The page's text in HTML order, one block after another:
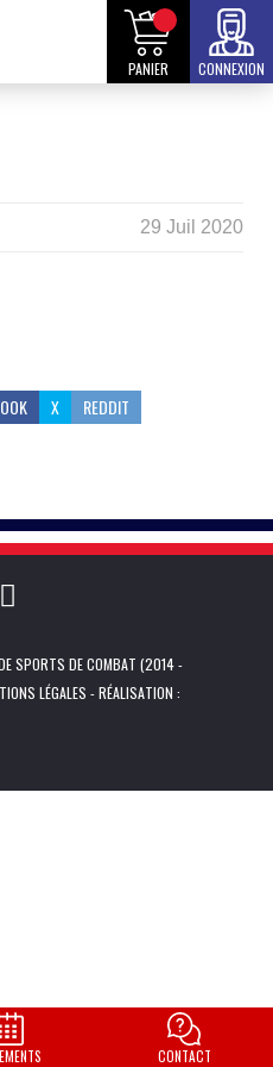
PANIER CONNEXION
29 Juil 2020
X REDDIT
SPORTS DE COMBAT (2014 -
LÉGALES - RÉALISATION :
CONTACT